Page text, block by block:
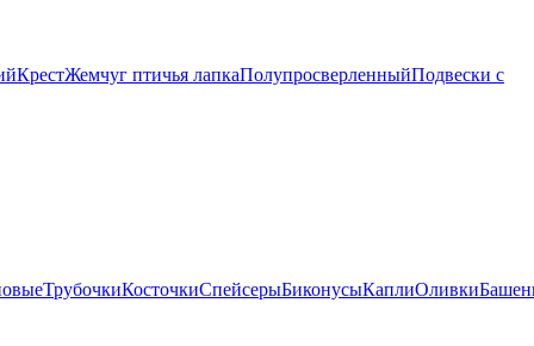
КрестЖемчуг птичья лапкаПолупросверленныйПодвески с
ТрубочкиКосточкиСпейсерыБиконусыКаплиОливки